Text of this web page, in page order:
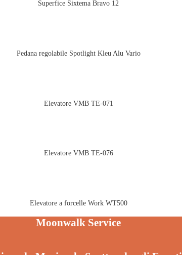
Superfice Sixtema Bravo 12
Pedana regolabile Spotlight Kleu Alu Vario
Elevatore VMB TE-071
Elevatore VMB TE-076
Elevatore a forcelle Work WT500
Moonwalk Service